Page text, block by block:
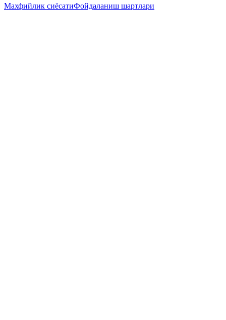
Махфийлик сиёсатиФойдаланиш шартлари